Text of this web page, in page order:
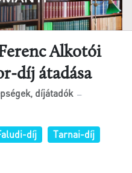
Alkotói
díj átadása
díjátadók
díj
Tarnai-díj